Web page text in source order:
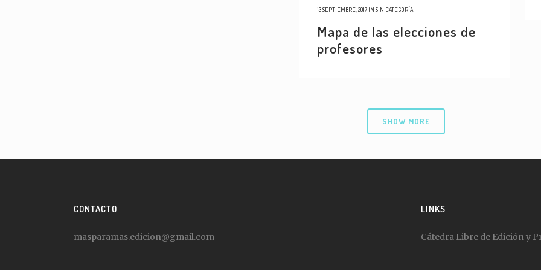
13 SEPTIEMBRE, 2017 INSIN CATEGORÍA
Mapa de las elecciones de
profesores
SHOW MORE
CONTACTO
masparamas.edicion@gmail.com
LINKS
Cátedra Libre de Edición y